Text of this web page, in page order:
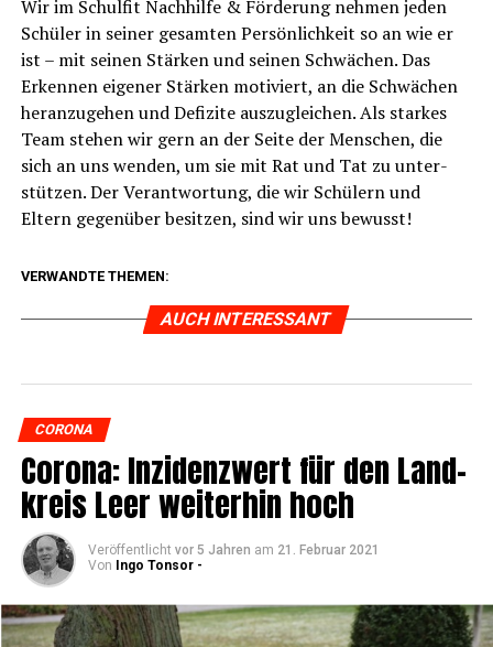
Wir im Schul­fit Nach­hil­fe & För­de­rung neh­men jeden
Schü­ler in sei­ner gesam­ten Per­sön­lich­keit so an wie er
ist – mit sei­nen Stär­ken und sei­nen Schwä­chen. Das
Erken­nen eige­ner Stär­ken moti­viert, an die Schwä­chen
her­an­zu­ge­hen und Defi­zi­te aus­zu­glei­chen. Als star­kes
Team ste­hen wir gern an der Sei­te der Men­schen, die
sich an uns wen­den, um sie mit Rat und Tat zu unter­
stüt­zen. Der Ver­ant­wor­tung, die wir Schü­lern und
Eltern gegen­über besit­zen, sind wir uns bewusst!
VERWANDTE THEMEN:
AUCH INTERESSANT
CORONA
Coro­na: Inzi­denz­wert für den Land­
kreis Leer wei­ter­hin hoch
Veröffentlicht vor 5 Jahren am 21. Februar 2021
Von
Ingo Tonsor -